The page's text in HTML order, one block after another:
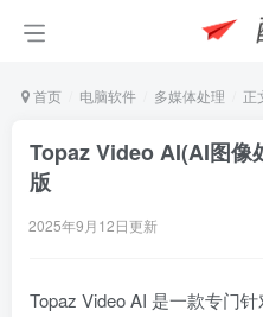
首页 电脑软件 多媒体处理 正
Topaz Video AI(AI图像
版
2025年9月12日更新
Topaz Video AI 是一款专门